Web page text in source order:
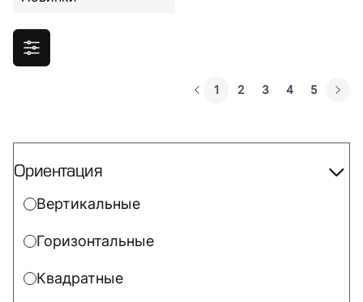
1 2 3 4 5
Ориентация
Вертикальные
Горизонтальные
Квадратные